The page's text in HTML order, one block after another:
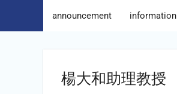
announcement information
楊大和助理教授